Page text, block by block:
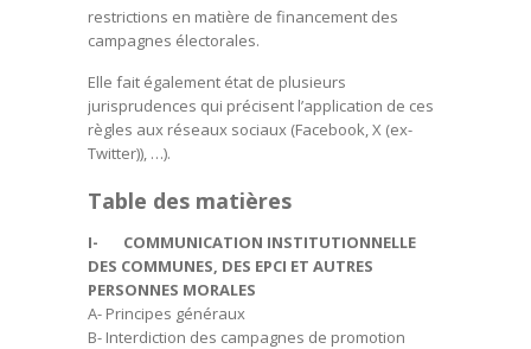
restrictions en matière de financement des
campagnes électorales.
Elle fait également état de plusieurs
jurisprudences qui précisent l’application de ces
règles aux réseaux sociaux (Facebook, X (ex-
Twitter)), …).
Table des matières
I- COMMUNICATION INSTITUTIONNELLE
DES COMMUNES, DES EPCI ET AUTRES
PERSONNES MORALES
A- Principes généraux
B- Interdiction des campagnes de promotion